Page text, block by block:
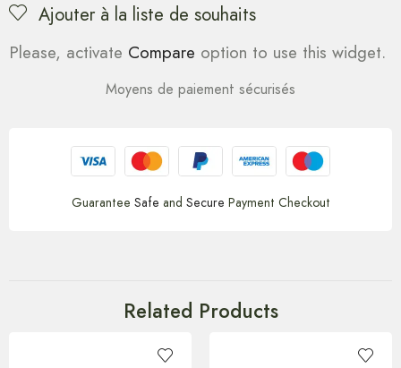
Ajouter à la liste de souhaits
Please, activate Compare option to use this widget.
Moyens de paiement sécurisés
Guarantee Safe and Secure Payment Checkout
Related Products